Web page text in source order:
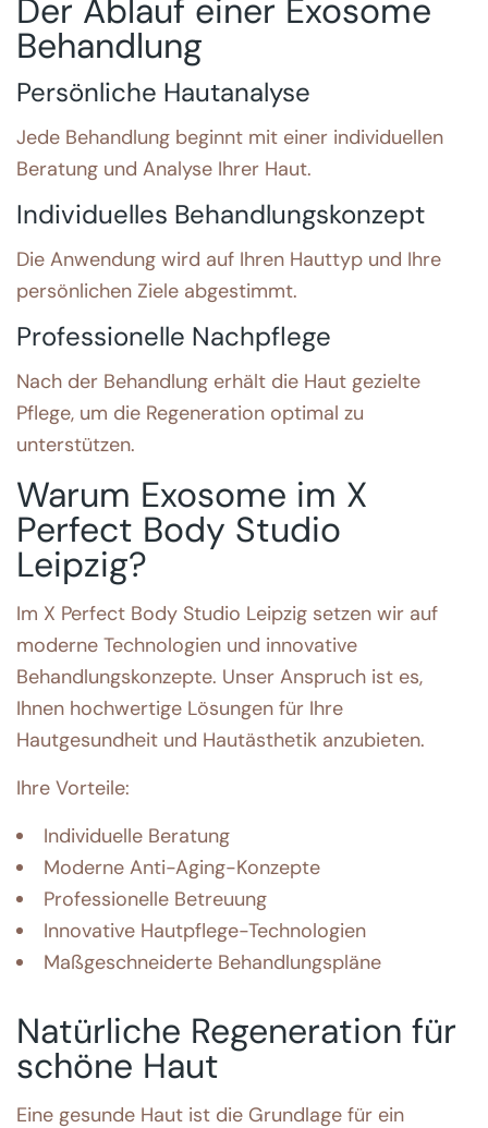
Der Ablauf einer Exosome
Behandlung
Persönliche Hautanalyse
Jede Behandlung beginnt mit einer individuellen
Beratung und Analyse Ihrer Haut.
Individuelles Behandlungskonzept
Die Anwendung wird auf Ihren Hauttyp und Ihre
persönlichen Ziele abgestimmt.
Professionelle Nachpflege
Nach der Behandlung erhält die Haut gezielte
Pflege, um die Regeneration optimal zu
unterstützen.
Warum Exosome im X
Perfect Body Studio
Leipzig?
Im X Perfect Body Studio Leipzig setzen wir auf
moderne Technologien und innovative
Behandlungskonzepte. Unser Anspruch ist es,
Ihnen hochwertige Lösungen für Ihre
Hautgesundheit und Hautästhetik anzubieten.
Ihre Vorteile:
Individuelle Beratung
Moderne Anti-Aging-Konzepte
Professionelle Betreuung
Innovative Hautpflege-Technologien
Maßgeschneiderte Behandlungspläne
Natürliche Regeneration für
schöne Haut
Eine gesunde Haut ist die Grundlage für ein